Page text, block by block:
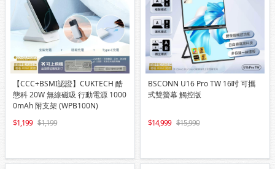
【CCC+BSMI認證】CUKTECH 酷
態科 20W 無線磁吸 行動電源 1000
0mAh 附支架 (WPB100N)
1,199
1,199
BSCONN U16 Pro TW 16吋 可攜
式雙螢幕 觸控版
14,999 15,990